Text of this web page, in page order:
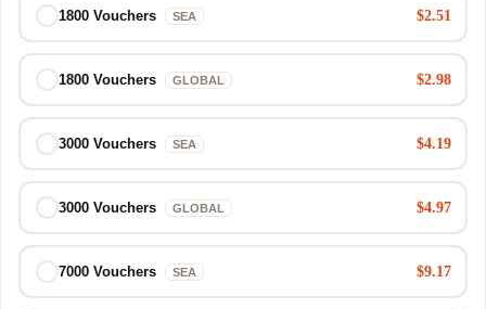
1800 Vouchers SEA $2.51
1800 Vouchers GLOBAL $2.98
3000 Vouchers SEA $4.19
3000 Vouchers GLOBAL $4.97
7000 Vouchers SEA $9.17